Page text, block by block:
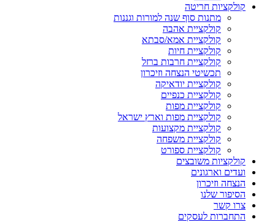
קולקציות חריטה
מתנות סוף שנה למורות וגננות
קולקציית אהבה
קולקציית אמא/סבתא
קולקציית חיות
קולקציית חרבות ברזל
תכשיטי הנצחה וזיכרון
קולקציית יודאיקה
קולקציית כנפיים
קולקציית מפות
קולקציית מפות וארץ ישראל
קולקציית מקצועות
קולקציית משפחה
קולקציית ספורט
קולקציות משובצים
ועדים וארגונים
הנצחה וזיכרון
הסיפור שלנו
צרו קשר
התחברות לעסקים